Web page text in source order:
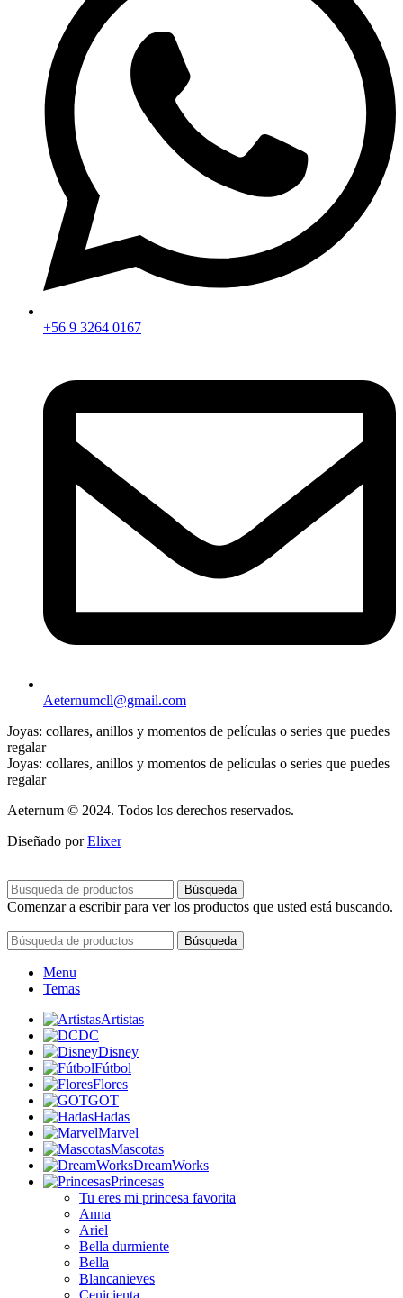
+56 9 3264 0167
Aeternumcll@gmail.com
Joyas: collares, anillos y momentos de películas o series que puedes
regalar
Joyas: collares, anillos y momentos de películas o series que puedes
regalar
Aeternum © 2024. Todos los derechos reservados.
Diseñado porElixer
Búsqueda
Comenzar a escribir para ver los productos que usted está buscando.
Búsqueda
Menu
Temas
Artistas
DC
Disney
Fútbol
Flores
GOT
Hadas
Marvel
Mascotas
DreamWorks
Princesas
Tu eres mi princesa favorita
Anna
Ariel
Bella durmiente
Bella
Blancanieves